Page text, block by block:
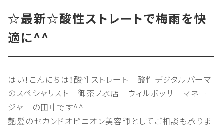
☆最新☆酸性ストレートで梅雨を快
適に^^
はい！こんにちは！酸性ストレート 酸性デジタルパーマ
のスペシャリスト 御茶ノ水店 ウィルボッサ マネー
ジャーの田中です^^
艶髪のセカンドオピニオン美容師としてご相談も承りま